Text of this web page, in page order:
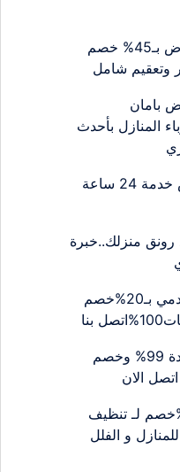
شركة تنظيف بالبخار بالرياض بـ45% خصم
وتعقيم شامل
بامان
المنازل بأحدث
شركة تنظيف غرب الرياض خدمة 24 ساعة
رونق منزلك..خبرة
شركة تنظيف منازل بالدوادمي بـ20%خصم
مقاول كهرباء بالرياض بجودة 99% وخصم
تنظيف بضرما بـ15%خصم لـ تنظيف
و الفلل